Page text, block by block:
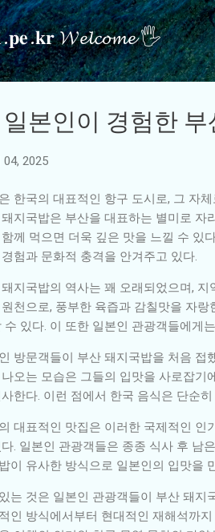
𝓦𝓮𝓵𝓬𝓸𝓶𝓮 🖐
본인이 경험한
04, 2025
한국의 대표적인 항구 도시로, 그 자
지국밥은 부산을 대표하는 별미로 자
께 먹으면 더욱 깊은 맛을 느낄 수 있
험과 문화적 충격을 안겨주고 있다.
지국밥의 역사는 꽤 오래되었으며,
천으로, 풍부한 육즙과 감칠맛을 자
수 있다. 이 또한 일본인 관광객들에게
방문객들이 부산 돼지국밥을 처음 접
오는 모습은 그들의 입맛을 사로잡기
한다. 이런 점에서 한국 음식은 단순
대표적인 맛집은 이러한 국제적인 인
다. 일본인 관광객들은 종종 식사 후 남
이 유사한 방식으로 일본인의 입맛을
는 것은 일본인 관광객들이 부산 돼지
인 방식에서부터 현대적인 재해석까